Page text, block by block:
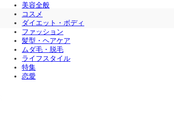
美容全般
コスメ
ダイエット・ボディ
ファッション
髪型・ヘアケア
ムダ毛・脱毛
ライフスタイル
特集
恋愛